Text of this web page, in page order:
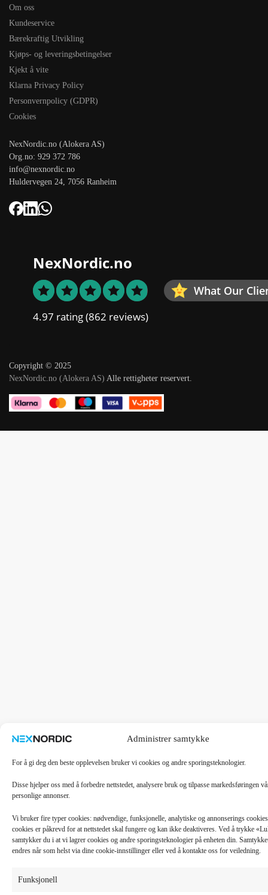
Administrer samtykke
For å gi deg den beste opplevelsen bruker vi cookies og andre sporingsteknologier.
Disse hjelper oss med å forbedre nettstedet, analysere bruk og tilpasse markedsføringen
personlige annonser.
Vi bruker fire typer cookies: nødvendige, funksjonelle, analytiske og annonserings
cookies er påkrevd for at nettstedet skal fungere og kan ikke deaktiveres. Ved å trykke
samtykker du i at vi lagrer cookies og andre sporingsteknologier på enheten din.
endres når som helst via dine cookie-innstillinger eller ved å kontakte oss for veiledning.
Funksjonell
Om oss
Kundeservice
Bærekraftig Utvikling
Kjøps- og leveringsbetingelser
Kjekt å vite
Klarna Privacy Policy
Personvernpolicy (GDPR)
Cookies
NexNordic.no (Alokera AS)
Org.no: 929 372 786
info@nexnordic.no
Huldervegen 24, 7056 Ranheim
NexNordic.no
What Our
4.97 rating(862 reviews)
Copyright © 2025
NexNordic.no (Alokera AS) Alle rettigheter reservert.